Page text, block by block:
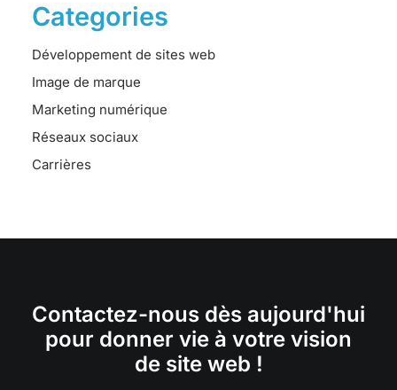
Categories
Développement de sites web
Image de marque
Marketing numérique
Réseaux sociaux
Carrières
Contactez-nous dès aujourd'hui
pour donner vie à votre vision
de site web !